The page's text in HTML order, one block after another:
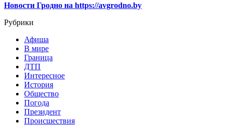
Новости Гродно на https://avgrodno.by
Рубрики
Афиша
В мире
Граница
ДТП
Интересное
История
Общество
Погода
Президент
Происшествия